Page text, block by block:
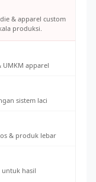
& apparel custom
produksi.
apparel
sistem laci
& produk lebar
hasil